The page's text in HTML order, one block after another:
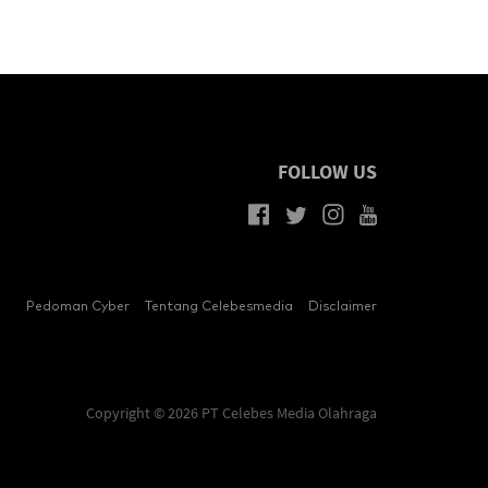
FOLLOW US
Pedoman Cyber Tentang Celebesmedia Disclaimer
Copyright © 2026 PT Celebes Media Olahraga